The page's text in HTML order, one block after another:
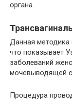
органа.
Данная методика
что показывает
заболеваний
мочевыводящей
Процедура